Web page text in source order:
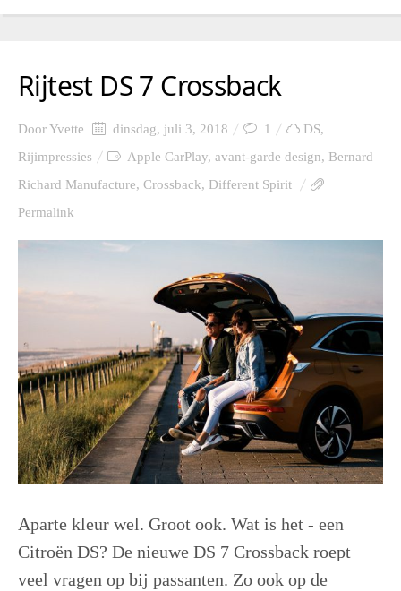
Rijtest DS 7 Crossback
DoorYvette dinsdag, juli 3, 2018 1 DS,
Rijimpressies
Apple CarPlay, avant-garde design, Bernard
Richard Manufacture, Crossback, Different Spirit
Permalink
Aparte kleur wel. Groot ook. Wat is het - een
Citroën DS? De nieuwe DS 7 Crossback roept
veel vragen op bij passanten. Zo ook op de